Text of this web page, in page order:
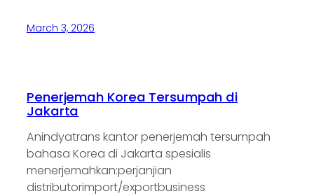
March 3, 2026
Penerjemah Korea Tersumpah di
Jakarta
Anindyatrans kantor penerjemah tersumpah
bahasa Korea di Jakarta spesialis
menerjemahkan:perjanjian
distributorimport/exportbusiness